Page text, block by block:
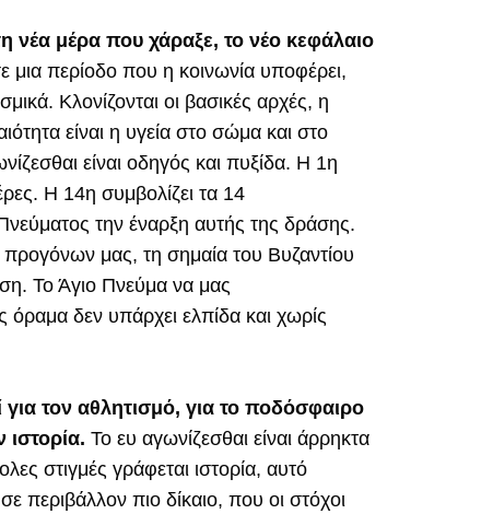
νέα μέρα που χάραξε, το νέο κεφάλαιο
μια περίοδο που η κοινωνία υποφέρει,
Κλονίζονται οι βασικές αρχές, η
είναι η υγεία στο σώμα και στο
είναι οδηγός και πυξίδα. Η 1η
Η 14η συμβολίζει τα 14
την έναρξη αυτής της δράσης.
μας, τη σημαία του Βυζαντίου
Το Άγιο Πνεύμα να μας
όραμα δεν υπάρχει ελπίδα και χωρίς
για τον αθλητισμό, για το ποδόσφαιρο
ιστορία. Το ευ αγωνίζεσθαι είναι άρρηκτα
στιγμές γράφεται ιστορία, αυτό
περιβάλλον πιο δίκαιο, που οι στόχοι